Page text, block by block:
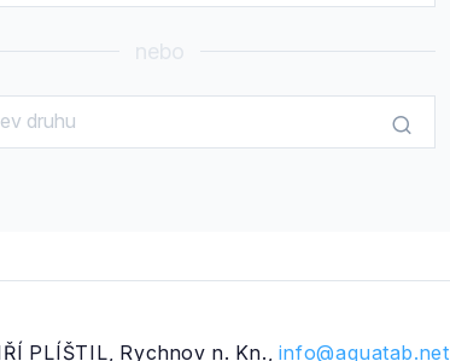
nebo
PLÍŠTIL, Rychnov n. Kn.,info@aquatab.net